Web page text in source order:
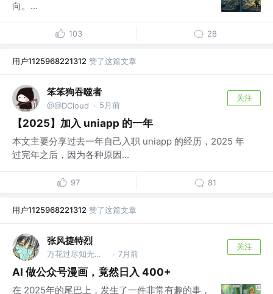
向。...
103 28
用户1125968221312 赞了这篇文章
笨笨狗吞噬者
@@DCloud · 5月前
关注
【2025】加入 uniapp 的一年
本文主要分享过去一年自己入职 uniapp 的经历，2025 年
过完年之后，因为各种原因...
97 81
用户1125968221312 赞了这篇文章
张风捷特烈
万花过尽知无物 @编程之王 · 7月前
关注
AI 做公众号漫画，竟然日入 400+
在 2025年的尾巴上，发生了一件非常有趣的事，